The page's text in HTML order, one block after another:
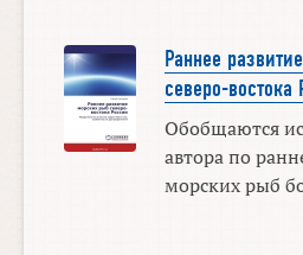
Раннее
северо-востока
Обобщаются
автора по
морских рыб